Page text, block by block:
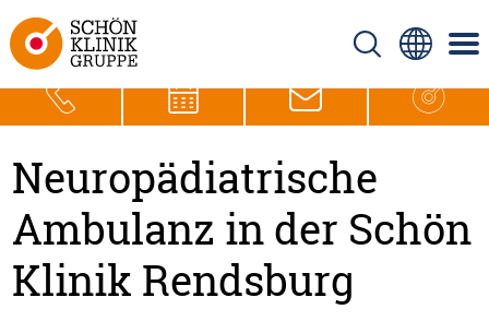
Neuropädiatrische
Ambulanz in der Schön
Klinik Rendsburg